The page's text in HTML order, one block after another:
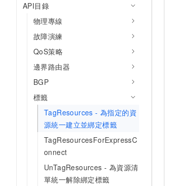
API目錄
物理專線
故障演練
QoS策略
邊界路由器
BGP
標籤
TagResources - 為指定的資
源統一建立並綁定標籤
TagResourcesForExpressC
onnect
UnTagResources - 為資源清
單統一解除綁定標籤